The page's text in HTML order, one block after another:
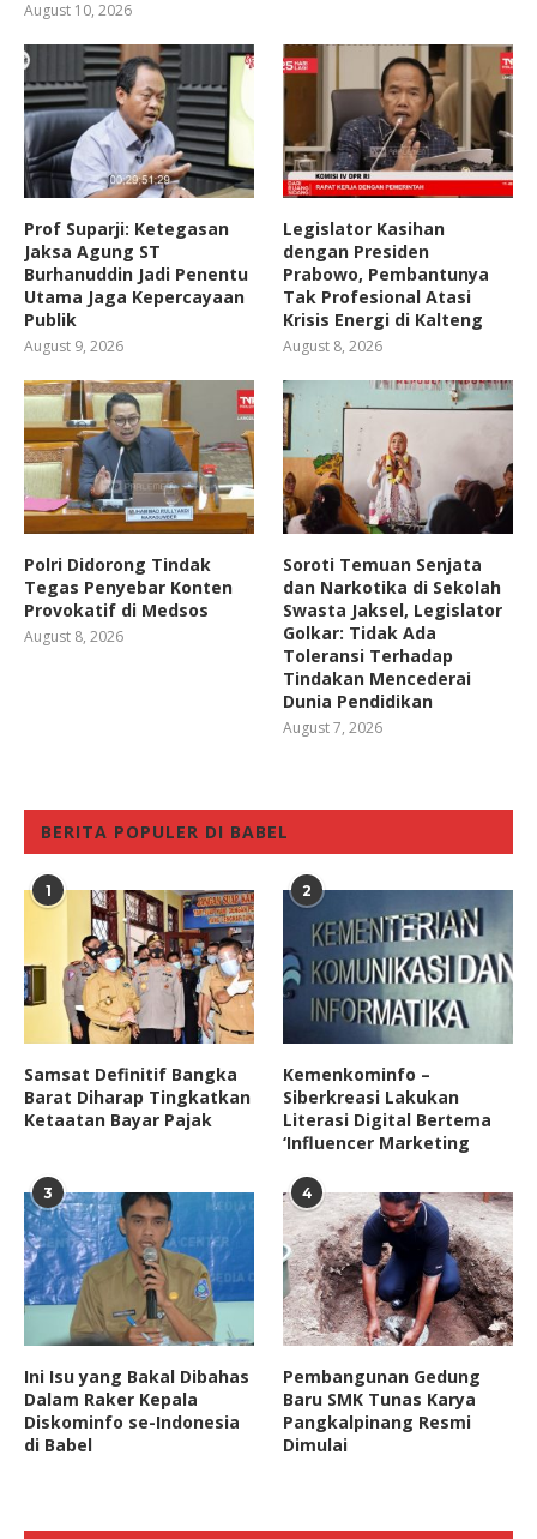
August 10, 2026
Prof Suparji: Ketegasan
Jaksa Agung ST
Burhanuddin Jadi Penentu
Utama Jaga Kepercayaan
Publik
August 9, 2026
Legislator Kasihan
dengan Presiden
Prabowo, Pembantunya
Tak Profesional Atasi
Krisis Energi di Kalteng
August 8, 2026
Polri Didorong Tindak
Tegas Penyebar Konten
Provokatif di Medsos
August 8, 2026
Soroti Temuan Senjata
dan Narkotika di Sekolah
Swasta Jaksel, Legislator
Golkar: Tidak Ada
Toleransi Terhadap
Tindakan Mencederai
Dunia Pendidikan
August 7, 2026
BERITA POPULER DI BABEL
1
Samsat Definitif Bangka
Barat Diharap Tingkatkan
Ketaatan Bayar Pajak
2
Kemenkominfo –
Siberkreasi Lakukan
Literasi Digital Bertema
‘Influencer Marketing
3
Ini Isu yang Bakal Dibahas
Dalam Raker Kepala
Diskominfo se-Indonesia
di Babel
4
Pembangunan Gedung
Baru SMK Tunas Karya
Pangkalpinang Resmi
Dimulai